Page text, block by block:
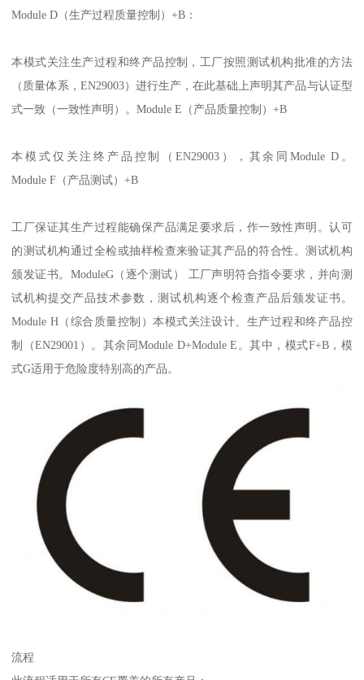
Module D（生产过程质量控制）+B：
本模式关注生产过程和终产品控制，工厂按照测试机构批准的方法
（质量体系，EN29003）进行生产，在此基础上声明其产品与认证型
式一致（一致性声明）。Module E（产品质量控制）+B
本模式仅关注终产品控制（EN29003），其余同Module D。
Module F（产品测试）+B
工厂保证其生产过程能确保产品满足要求后，作一致性声明。认可
的测试机构通过全检或抽样检查来验证其产品的符合性。测试机构
颁发证书。ModuleG（逐个测试） 工厂声明符合指令要求，并向测
试机构提交产品技术参数，测试机构逐个检查产品后颁发证书。
Module H（综合质量控制）本模式关注设计、生产过程和终产品控
制（EN29001）。其余同Module D+Module E。其中，模式F+B，模
式G适用于危险度特别高的产品。
流程